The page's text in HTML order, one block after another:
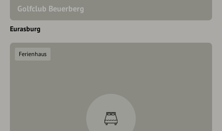
Golfclub Beuerberg
Eurasburg
Ferienhaus